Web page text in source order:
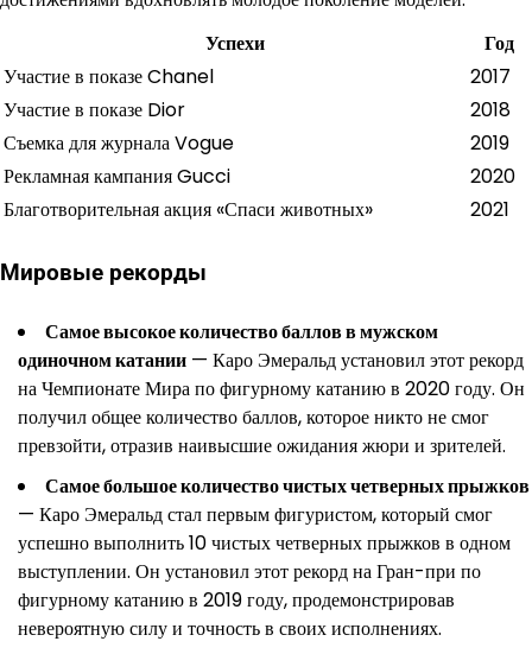
Успехи
Год
Участие в показе Chanel
2017
Участие в показе Dior
2018
Съемка для журнала Vogue
2019
Рекламная кампания Gucci
2020
Благотворительная акция «Спаси животных»
2021
Мировые рекорды
Самое высокое количество баллов в мужском
одиночном катании — Каро Эмеральд установил этот рекорд
на Чемпионате Мира по фигурному катанию в 2020 году. Он
получил общее количество баллов, которое никто не смог
превзойти, отразив наивысшие ожидания жюри и зрителей.
Самое большое количество чистых четверных прыжков
— Каро Эмеральд стал первым фигуристом, который смог
успешно выполнить 10 чистых четверных прыжков в одном
выступлении. Он установил этот рекорд на Гран-при по
фигурному катанию в 2019 году, продемонстрировав
невероятную силу и точность в своих исполнениях.